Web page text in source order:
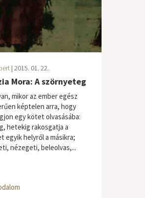
| 2015. 01. 22.
Mora: A szörnyeteg
mikor az ember egész
képtelen arra, hogy
egy kötet olvasásába:
hetekig rakosgatja a
egyik helyről a másikra;
nézegeti, beleolvas,...